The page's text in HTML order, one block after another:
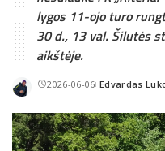
lygos 11-ojo turo
30 d., 13 val. Šilutės
aikštėje.
2026-06-06Posted
Edvardas